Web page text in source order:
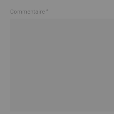
Commentaire *